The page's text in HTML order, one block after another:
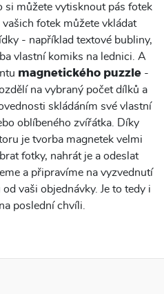
si můžete vytisknout pás fotek
fotek můžete vkládat
- například textové bubliny,
vlastní komiks na lednici. A
magnetického puzzle-
na vybraný počet dílků a
skládáním své vlastní
oblíbeného zvířátka. Díky
je tvorba magnetek velmi
fotky, nahrát je a odeslat
a připravíme na vyzvednutí
vaši objednávky. Je to tedy i
poslední chvíli.